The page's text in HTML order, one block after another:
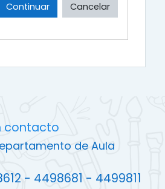
Continuar Cancelar
contacto
de Aula
- 4498681 - 4499811